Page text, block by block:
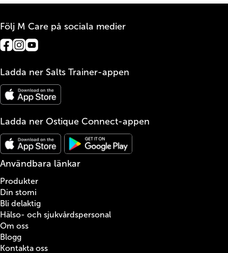
Följ M Care på sociala medier
Ladda ner Salts Trainer-appen
Ladda ner Ostique Connect-appen
Användbara länkar
Produkter
Din stomi
Bli delaktig
Hälso- och sjukvårdspersonal
Om oss
Blogg
Kontakta oss